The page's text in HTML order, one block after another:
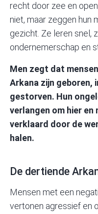
recht door zee en
niet, maar zeggen hun
gezicht. Ze leren snel,
ondernemerschap en
Men zegt dat
Arkana zijn geboren,
gestorven. Hun
verlangen om hier
verklaard door de
halen.
De dertiende
Mensen met een
vertonen agressief en